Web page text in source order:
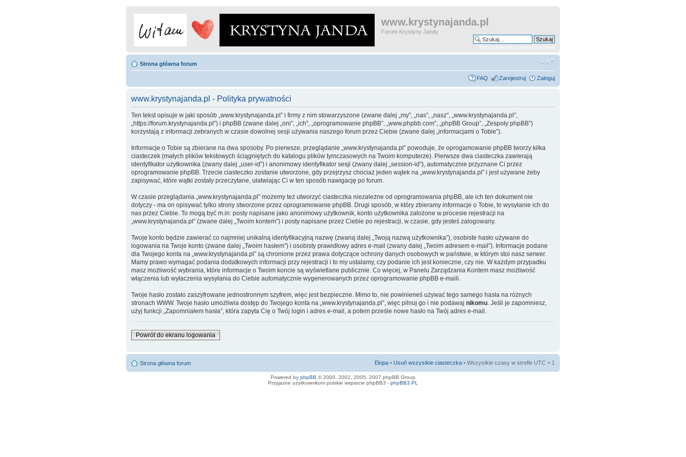
www.krystynajanda.pl
Forum Krystyny Jandy
Strona główna forum
FAQ Zarejestruj Zaloguj
www.krystynajanda.pl - Polityka prywatności
Ten tekst opisuje w jaki sposób „www.krystynajanda.pl” i firmy z nim stowarzyszone (zwane dalej „my”, „nas”, „nasz”, „www.krystynajanda.pl”,
„https://forum.krystynajanda.pl”) i phpBB (zwane dalej „oni”, „ich”, „oprogramowanie phpBB”, „www.phpbb.com”, „phpBB Group”, „Zespoły phpBB”)
korzystają z informacji zebranych w czasie dowolnej sesji używania naszego forum przez Ciebie (zwane dalej „informacjami o Tobie”).
Informacje o Tobie są zbierane na dwa sposoby. Po pierwsze, przeglądanie „www.krystynajanda.pl” powoduje, że oprogamowanie phpBB tworzy kilka
ciasteczek (małych plików tekstowych ściągniętych do katalogu plików tymczasowych na Twoim komputerze). Pierwsze dwa ciasteczka zawierają
identyfikator użytkownika (zwany dalej „user-id”) i anonimowy identyfikator sesji (zwany dalej „session-id”), automatycznie przyznane Ci przez
oprogramowanie phpBB. Trzecie ciasteczko zostanie utworzone, gdy przejrzysz chociaż jeden wątek na „www.krystynajanda.pl” i jest używane żeby
zapisywać, które wątki zostały przeczytane, ułatwiając Ci w ten sposób nawigację po forum.
W czasie przeglądania „www.krystynajanda.pl” możemy też utworzyć ciasteczka niezależne od oprogramowania phpBB, ale ich ten dokument nie
dotyczy - ma on opisywać tylko strony stworzone przez oprogramowanie phpBB. Drugi sposób, w który zbieramy informacje o Tobie, to wysyłanie ich do
nas przez Ciebie. To mogą być m.in: posty napisane jako anonimowy użytkownik, konto użytkownika założone w procesie rejestracji na
„www.krystynajanda.pl” (zwane dalej „Twoim kontem”) i posty napisane przez Ciebie po rejestracji, w czasie, gdy jesteś zalogowany.
Twoje konto będzie zawierać co najmniej unikalną identyfikacyjną nazwę (zwaną dalej „Twoją nazwą użytkownika”), osobiste hasło używane do
logowania na Twoje konto (zwane dalej „Twoim hasłem”) i osobisty prawidłowy adres e-mail (zwany dalej „Twoim adresem e-mail”). Informacje podane
dla Twojego konta na „www.krystynajanda.pl” są chronione przez prawa dotyczące ochrony danych osobowych w państwie, w którym stoi nasz serwer.
Mamy prawo wymagać podania dodatkowych informacji przy rejestracji i to my ustalamy, czy podanie ich jest konieczne, czy nie. W każdym przypadku
masz możliwość wybrania, które informacje o Twoim koncie są wyświetlane publicznie. Co więcej, w Panelu Zarządzania Kontem masz możliwość
włączenia lub wyłaczenia wysyłania do Ciebie automatycznie wygenerowanych przez oprogramowanie phpBB e-maili.
Twoje hasło zostało zaszyfrowane jednostronnym szyfrem, więc jest bezpieczne. Mimo to, nie powinieneś używać tego samego hasła na różnych
stronach WWW. Twoje hasło umożliwia dostęp do Twojego konta na „www.krystynajanda.pl”, więc pilnuj go i nie podawaj nikomu. Jeśli je zapomniesz,
użyj funkcji „Zapomniałem hasła”, która zapyta Cię o Twój login i adres e-mail, a potem prześle nowe hasło na Twój adres e-mail.
Powrót do ekranu logowania
Strona główna forum Ekipa • Usuń wszystkie ciasteczka • Wszystkie czasy w strefie UTC + 1
Powered by phpBB © 2000, 2002, 2005, 2007 phpBB Group
Przyjazne użytkownikom polskie wsparcie phpBB3 - phpBB3.PL